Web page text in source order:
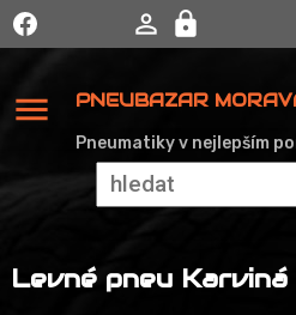
menu PNEUBAZAR
Pneumatiky v nejlepším
Levné pneu Karviná